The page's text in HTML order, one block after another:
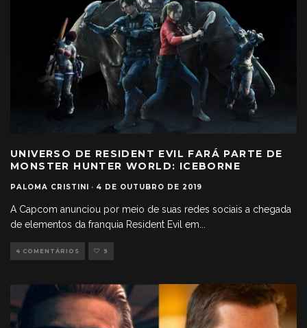
UNIVERSO DE RESIDENT EVIL FARÁ PARTE DE
MONSTER HUNTER WORLD: ICEBORNE
PALOMA CRISTINI · 4 DE OUTUBRO DE 2019
A Capcom anunciou por meio de suas redes sociais a chegada
de elementos da franquia Resident Evil em
4 COMENTÁRIOS 9